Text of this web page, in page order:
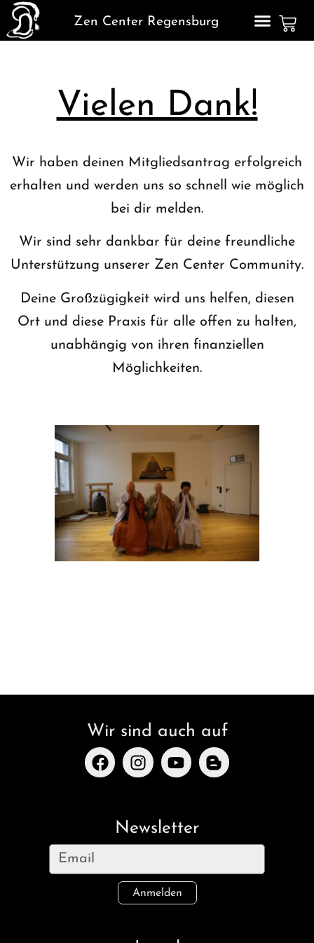
Zen Center Regensburg
Vielen Dank!
Wir haben deinen Mitgliedsantrag erfolgreich
erhalten und werden uns so schnell wie möglich
bei dir melden.
Wir sind sehr dankbar für deine freundliche
Unterstützung unserer Zen Center Community.
Deine Großzügigkeit wird uns helfen, diesen
Ort und diese Praxis für alle offen zu halten,
unabhängig von ihren finanziellen
Möglichkeiten.
Wir sind auch auf
Newsletter
Anmelden